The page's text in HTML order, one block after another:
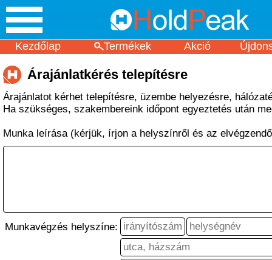
Kezdőlap Termékek Akció
Árajánlatkérés telepítésre
Árajánlatot kérhet telepítésre, üzembe helyezésre,
Ha szükséges, szakembereink időpont egyeztetés után
Munka leírása (kérjük, írjon a helyszínről és az
Munkavégzés helyszíne: